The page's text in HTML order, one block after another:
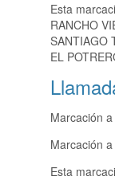
Esta
RANCHO
SANTIAGO
EL
Marcación
Marcación
Esta